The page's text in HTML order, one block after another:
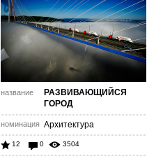
название
РАЗВИВАЮЩИЙСЯ
ГОРОД
номинация Архитектура
12 0 3504